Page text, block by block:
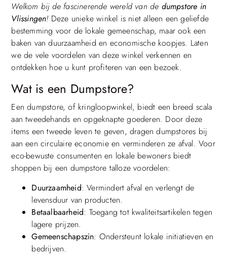
Welkom bij de fascinerende wereld van de dumpstore in
Vlissingen! Deze unieke winkel is niet alleen een geliefde
bestemming voor de lokale gemeenschap, maar ook een
baken van duurzaamheid en economische koopjes. Laten
we de vele voordelen van deze winkel verkennen en
ontdekken hoe u kunt profiteren van een bezoek.
Wat is een Dumpstore?
Een dumpstore, of kringloopwinkel, biedt een breed scala
aan tweedehands en opgeknapte goederen. Door deze
items een tweede leven te geven, dragen dumpstores bij
aan een circulaire economie en verminderen ze afval. Voor
eco-bewuste consumenten en lokale bewoners biedt
shoppen bij een dumpstore talloze voordelen:
Duurzaamheid: Vermindert afval en verlengt de
levensduur van producten.
Betaalbaarheid: Toegang tot kwaliteitsartikelen tegen
lagere prijzen.
Gemeenschapszin: Ondersteunt lokale initiatieven en
bedrijven.